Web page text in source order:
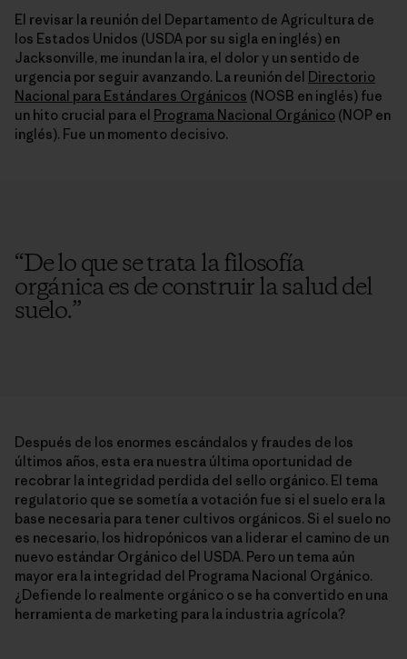
El revisar la reunión del Departamento de Agricultura de
los Estados Unidos (USDA por su sigla en inglés) en
Jacksonville, me inundan la ira, el dolor y un sentido de
urgencia por seguir avanzando. La reunión del Directorio
Nacional para Estándares Orgánicos (NOSB en inglés) fue
un hito crucial para el Programa Nacional Orgánico (NOP en
inglés). Fue un momento decisivo.
“De lo que se trata la filosofía
orgánica es de construir la salud del
suelo.”
Después de los enormes escándalos y fraudes de los
últimos años, esta era nuestra última oportunidad de
recobrar la integridad perdida del sello orgánico. El tema
regulatorio que se sometía a votación fue si el suelo era la
base necesaria para tener cultivos orgánicos. Si el suelo no
es necesario, los hidropónicos van a liderar el camino de un
nuevo estándar Orgánico del USDA. Pero un tema aún
mayor era la integridad del Programa Nacional Orgánico.
¿Defiende lo realmente orgánico o se ha convertido en una
herramienta de marketing para la industria agrícola?